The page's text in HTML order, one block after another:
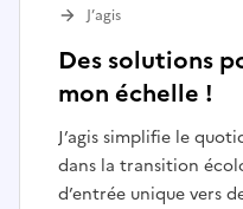
Des solutions
mon échelle !
J’agis simplifie le
dans la transition
d’entrée unique vers
J’agis